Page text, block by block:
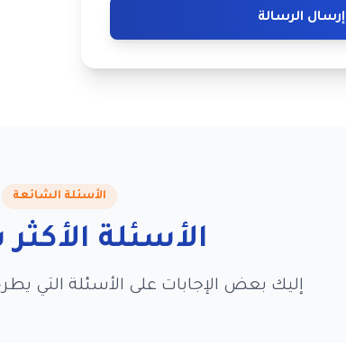
إرسال الرسالة
الأسئلة الشائعة
الأسئلة
إليك بعض الإجابات على الأسئلة التي